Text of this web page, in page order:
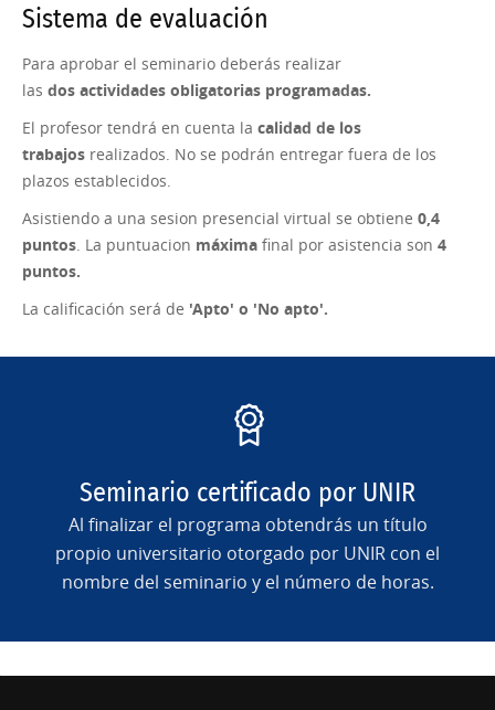
Sistema de evaluación
Para aprobar el seminario deberás realizar
las dos actividades obligatorias programadas.
El profesor tendrá en cuenta la calidad de los
trabajos realizados. No se podrán entregar fuera de los
plazos establecidos.
Asistiendo a una sesion presencial virtual se obtiene 0,4
puntos. La puntuacion máxima final por asistencia son 4
puntos.
La calificación será de 'Apto' o 'No apto'.
Seminario certificado por UNIR
Al finalizar el programa obtendrás un título
propio universitario otorgado por UNIR con el
nombre del seminario y el número de horas.